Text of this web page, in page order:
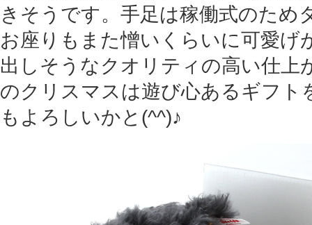
きそうです。手足は稼働式のため
お座りもまた憎いくらいに可愛げ
出しそうなクオリティの高い仕上
のクリスマスは遊び心あるギフト
もよろしいかと(^^)♪